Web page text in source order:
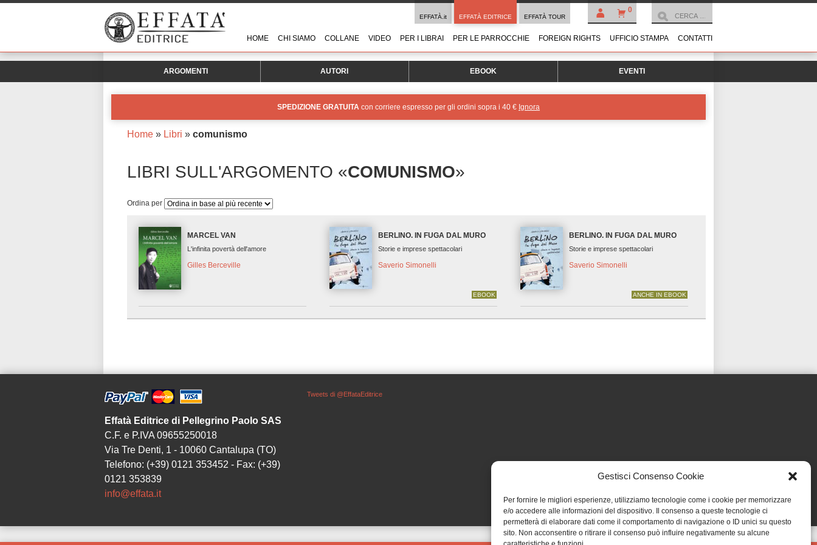
Gestisci Consenso Cookie
Per fornire le migliori esperienze, utilizziamo tecnologie come i cookie per memorizzare
e/o accedere alle informazioni del dispositivo. Il consenso a queste tecnologie ci
permetterà di elaborare dati come il comportamento di navigazione o ID unici su questo
sito. Non acconsentire o ritirare il consenso può influire negativamente su alcune
0
EFFATÀ.it EFFATÀ EDITRICE EFFATÀ TOUR
HOME CHI SIAMO COLLANE VIDEO PER I LIBRAI PER LE PARROCCHIE FOREIGN RIGHTS UFFICIO STAMPA CONTATTI
ARGOMENTI AUTORI EBOOK EVENTI
SPEDIZIONE GRATUITA con corriere espresso per gli ordini sopra i 40 € Ignora
Home » Libri » comunismo
LIBRI SULL'ARGOMENTO «COMUNISMO»
Ordina per
MARCEL VAN
L'infinita povertà dell'amore
Gilles Berceville
BERLINO. IN FUGA DAL MURO
Storie e imprese spettacolari
Saverio Simonelli
EBOOK
BERLINO. IN FUGA DAL MURO
Storie e imprese spettacolari
Saverio Simonelli
ANCHE IN EBOOK
Effatà Editrice di Pellegrino Paolo SAS
C.F. e P.IVA 09655250018
Via Tre Denti, 1 - 10060 Cantalupa (TO)
Telefono: (+39) 0121 353452 - Fax: (+39)
0121 353839
info@effata.it
Tweets di @EffataEditrice